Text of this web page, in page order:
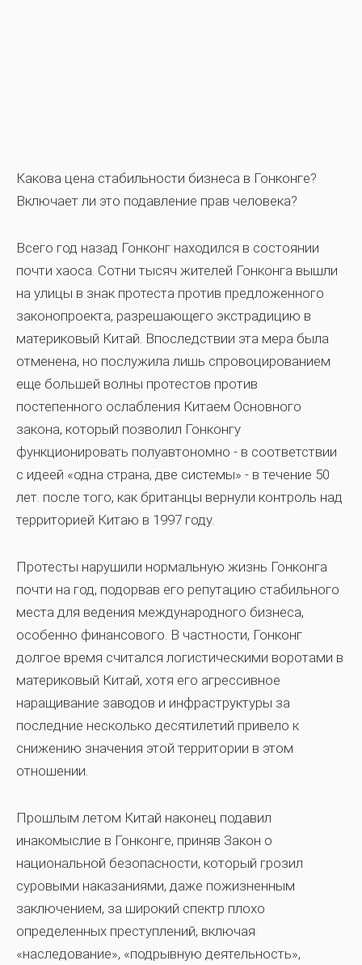
Какова цена стабильности бизнеса в Гонконге?
Включает ли это подавление прав человека?
Всего год назад Гонконг находился в состоянии
почти хаоса. Сотни тысяч жителей Гонконга вышли
на улицы в знак протеста против предложенного
законопроекта, разрешающего экстрадицию в
материковый Китай. Впоследствии эта мера была
отменена, но послужила лишь спровоцированием
еще большей волны протестов против
постепенного ослабления Китаем Основного
закона, который позволил Гонконгу
функционировать полуавтономно - в соответствии
с идеей «одна страна, две системы» - в течение 50
лет. после того, как британцы вернули контроль над
территорией Китаю в 1997 году.
Протесты нарушили нормальную жизнь Гонконга
почти на год, подорвав его репутацию стабильного
места для ведения международного бизнеса,
особенно финансового. В частности, Гонконг
долгое время считался логистическими воротами в
материковый Китай, хотя его агрессивное
наращивание заводов и инфраструктуры за
последние несколько десятилетий привело к
снижению значения этой территории в этом
отношении.
Прошлым летом Китай наконец подавил
инакомыслие в Гонконге, приняв Закон о
национальной безопасности, который грозил
суровыми наказаниями, даже пожизненным
заключением, за широкий спектр плохо
определенных преступлений, включая
«наследование», «подрывную деятельность»,